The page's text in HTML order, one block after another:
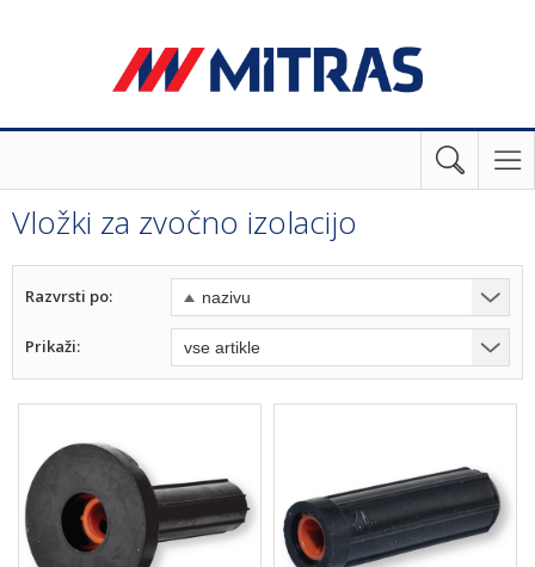
Vložki za zvočno izolacijo
Razvrsti po:
Prikaži: